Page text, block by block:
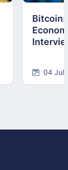
Bitcoin:
04